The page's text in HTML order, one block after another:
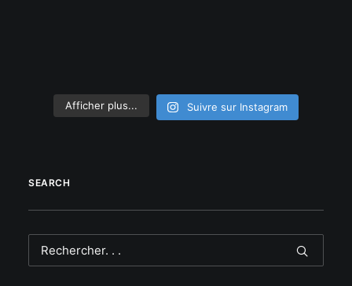
Afficher plus... Suivre sur Instagram
SEARCH